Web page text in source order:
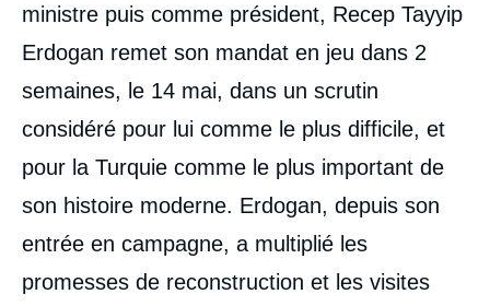
médiatique
ministre puis comme président, Recep Tayyip
Erdogan remet son mandat en jeu dans 2
semaines, le 14 mai, dans un scrutin
considéré pour lui comme le plus difficile, et
pour la Turquie comme le plus important de
son histoire moderne. Erdogan, depuis son
entrée en campagne, a multiplié les
promesses de reconstruction et les visites